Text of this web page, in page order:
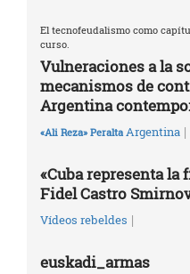
El tecnofeudalismo como
curso.
Vulneraciones a la
mecanismos de
Argentina
«Ali Reza» Peralta Argentina |
«Cuba representa la
Fidel Castro
Vídeos rebeldes |
euskadi_armas